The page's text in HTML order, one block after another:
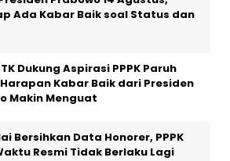
Ada Kabar Baik soal Status dan
Dukung Aspirasi PPPK Paruh
Kabar Baik dari Presiden
Makin Menguat
Bersihkan Data Honorer, PPPK
Resmi Tidak Berlaku Lagi